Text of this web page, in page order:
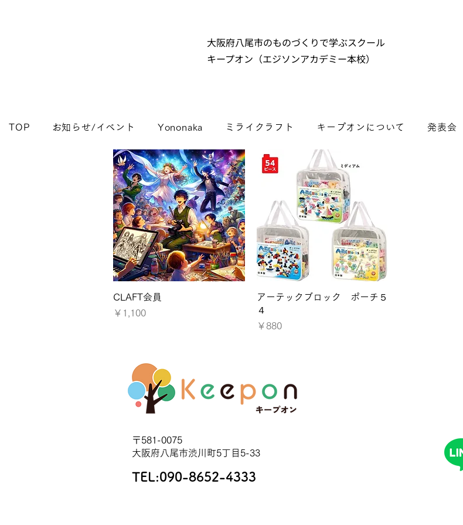
大阪府八尾市のものづくりで学ぶスクール
キープオン（エジソンアカデミー本校）
TOP お知らせ/イベント Yononaka ミライクラフト キープオンについて 発表会
クイックビュー
CLAFT会員
価格
￥1,100
クイックビュー
アーテックブロック ポーチ５
４
価格
￥880
〒581-0075
大阪府八尾市渋川町5丁目5-33
TEL:090-8652-4333